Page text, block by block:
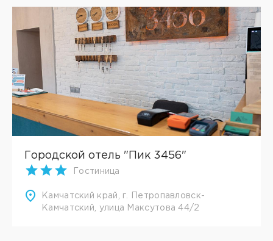
Городской отель "Пик 3456"
Гостиница
Камчатский край, г. Петропавловск-
Камчатский, улица Максутова 44/2